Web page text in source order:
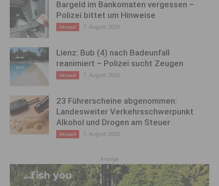
Bargeld im Bankomaten vergessen –
Polizei bittet um Hinweise
Aktuell 7. August 2026
Lienz: Bub (4) nach Badeunfall
reanimiert – Polizei sucht Zeugen
Aktuell 7. August 2026
23 Führerscheine abgenommen:
Landesweiter Verkehrsschwerpunkt
Alkohol und Drogen am Steuer
Aktuell 7. August 2026
Anzeige